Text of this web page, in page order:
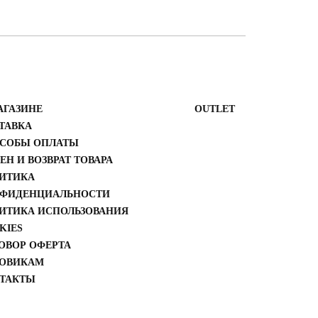
ОПЛАТЫ
И ВОЗВРАТ ТОВАРА
ИСПОЛЬЗОВАНИЯ
ОФЕРТА
ОUTLET